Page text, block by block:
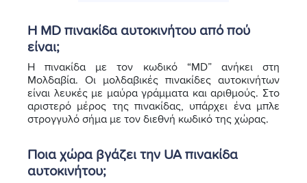
Η MD πινακίδα αυτοκινήτου από πού
είναι;
Η πινακίδα με τον κωδικό “MD” ανήκει στη
Μολδαβία. Οι μολδαβικές πινακίδες αυτοκινήτων
είναι λευκές με μαύρα γράμματα και αριθμούς. Στο
αριστερό μέρος της πινακίδας, υπάρχει ένα μπλε
στρογγυλό σήμα με τον διεθνή κωδικό της χώρας.
Ποια χώρα βγάζει την UA πινακίδα
αυτοκινήτου;